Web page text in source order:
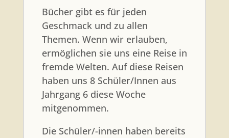
Bücher gibt es für jeden
Geschmack und zu allen
Themen. Wenn wir erlauben,
ermöglichen sie uns eine Reise in
fremde Welten. Auf diese Reisen
haben uns 8 Schüler/Innen aus
Jahrgang 6 diese Woche
mitgenommen.
Die Schüler/-innen haben bereits